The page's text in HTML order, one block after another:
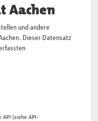
Aachen
und andere
Dieser Datensatz
API (siehe API-